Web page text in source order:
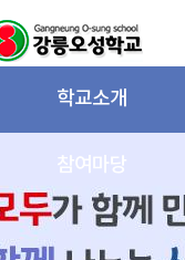
학교소개
참여마당